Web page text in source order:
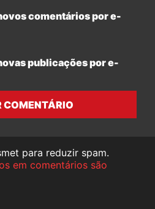
comentários por e-
publicações por e-
COMENTÁRIO
para reduzir spam.
em comentários são